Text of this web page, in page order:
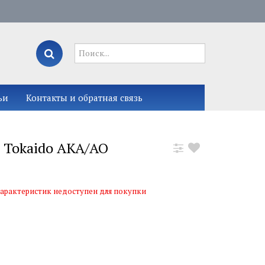
Контакты и обратная связь
AKA/AO
недоступен для покупки